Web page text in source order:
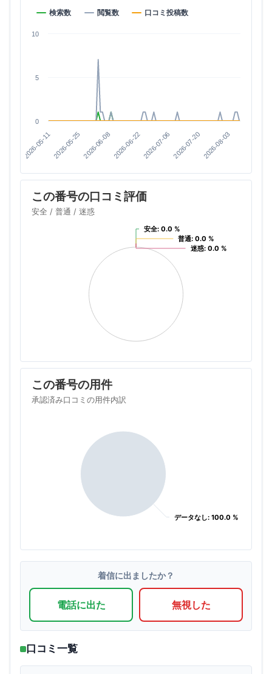
検索数 閲覧数 口コミ投稿数
2026-05-11 2026-05-25 2026-06-08 2026-06-22 2026-07-06 2026-07-20 2026-08-03
0
5
10
この番号の口コミ評価
安全 / 普通 / 迷惑
安全: 0.0 %
安全: 0.0 %
普通: 0.0 %
普通: 0.0 %
迷惑: 0.0 %
迷惑: 0.0 %
この番号の用件
承認済み口コミの用件内訳
データなし: 100.0 %
データなし: 100.0 %
着信に出ましたか？
電話に出た 無視した
口コミ一覧